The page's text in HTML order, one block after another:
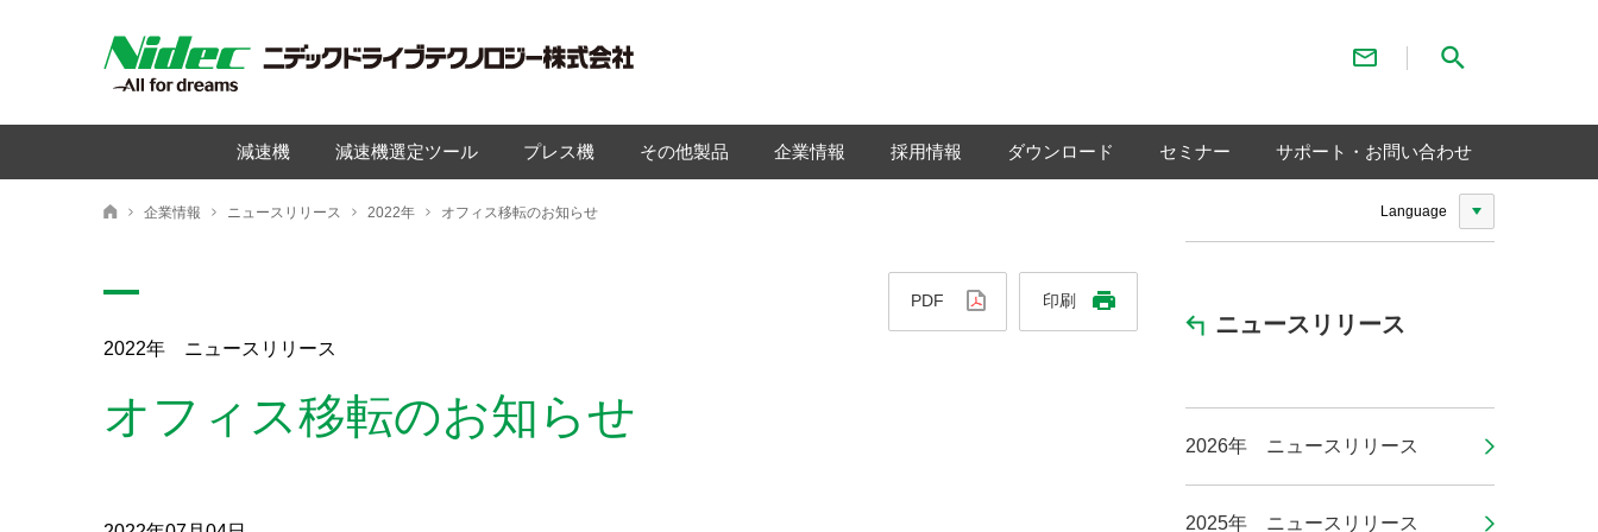
Language
お問い合わせ
減速機 減速機選定ツール プレス機 その他製品 企業情報 採用情報 ダウンロード セミナー サポート・お問い合わせ
ニデックドライブテクノロジー株式会社
企業情報 ニュースリリース 2022年 オフィス移転のお知らせ
2022年 ニュースリリース
オフィス移転のお知らせ
PDF 印刷
ニュースリリース
2026年 ニュースリリース
2025年 ニュースリリース